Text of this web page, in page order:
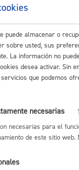
Hasta
que se van
EN EL
ariketaren deialdia HP-
3:
puede almacenar o
sobre usted, sus
La información no
desea activar. Sin
que podemos
necesarias
necesarias para el
de este sitio